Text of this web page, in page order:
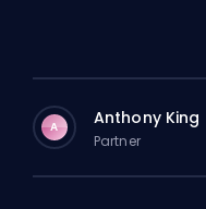
A Anthony King
Partner